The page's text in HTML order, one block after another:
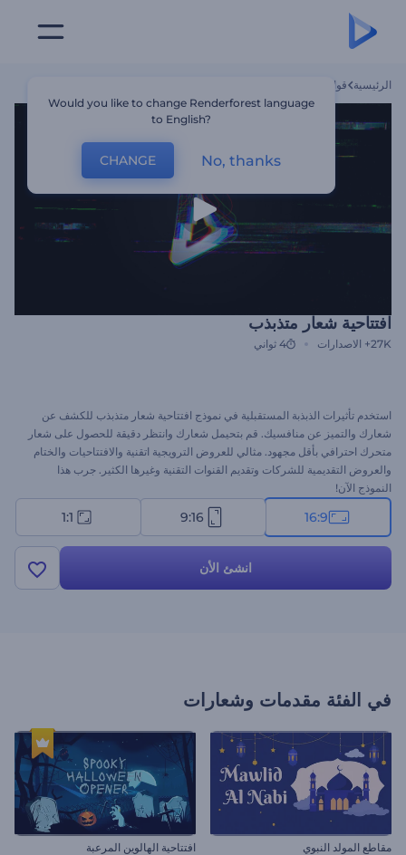
الرئيسية قوالب
افتتاحية شعار متذبذب
27K+ الاصدارات 4 ثواني
استخدم تأثيرات الذبذبة المستقبلية في نموذج افتتاحية شعار متذبذب للكشف عن
شعارك والتميز عن منافسيك. قم بتحيمل شعارك وانتظر دقيقة للحصول على شعار
متحرك احترافي بأقل مجهود. مثالي للعروض الترويجية اتقنية والافتتاحيات والختام
والعروض التقديمية للشركات وتقديم القنوات التقنية وغيرها الكثير. جرب هذا
النموذج الآن!
16:9
9:16
1:1
انشئ الأن
في الفئة مقدمات وشعارات
مقاطع المولد النبوي افتتاحية الهالوين المرعبة
Would you like to change Renderforest language
to English?
CHANGE No, thanks